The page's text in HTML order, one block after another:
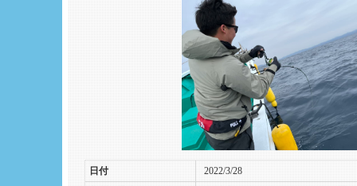
日付
2022/3/28